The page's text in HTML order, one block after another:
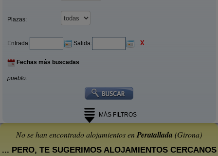
Plazas:
Entrada: Salida: X
Fechas más buscadas
pueblo:
MÁS FILTROS
No se han encontrado alojamientos enPeratallada (Girona)
... PERO, TE SUGERIMOS ALOJAMIENTOS CERCANOS